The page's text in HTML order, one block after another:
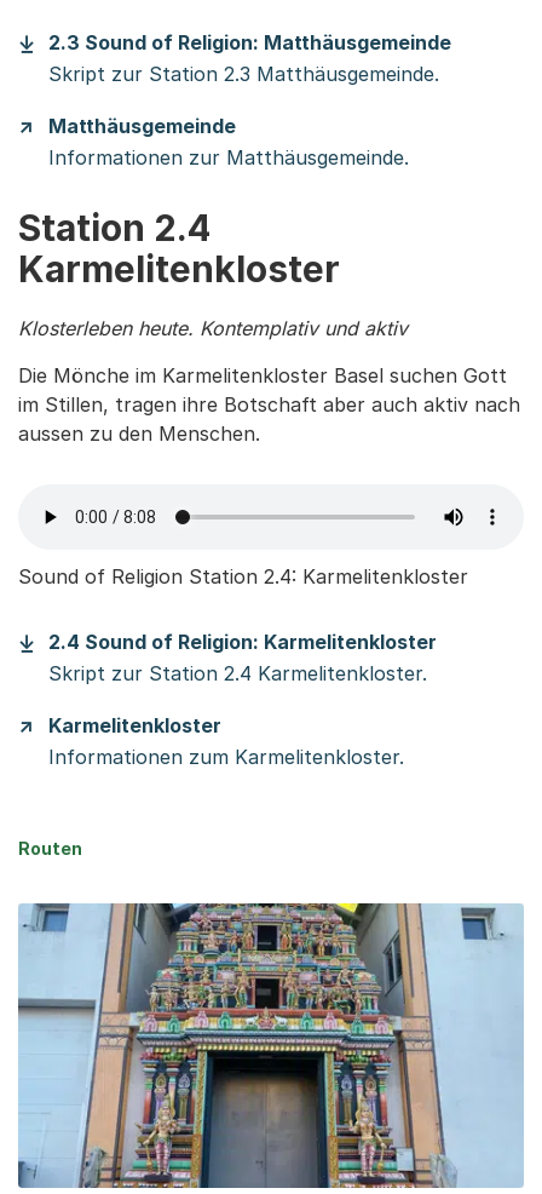
2.3 Sound of Religion: Matthäusgemeinde(Startet
Skript zur Station 2.3 Matthäusgemeinde.
Matthäusgemeinde
Informationen zur Matthäusgemeinde.
Station 2.4
Karmelitenkloster
Klosterleben heute. Kontemplativ und aktiv
Die Mönche im Karmelitenkloster Basel suchen Gott
im Stillen, tragen ihre Botschaft aber auch aktiv nach
aussen zu den Menschen.
Sound of Religion Station 2.4: Karmelitenkloster
2.4 Sound of Religion: Karmelitenkloster
Skript zur Station 2.4 Karmelitenkloster.
Karmelitenkloster
Informationen zum Karmelitenkloster.
Routen